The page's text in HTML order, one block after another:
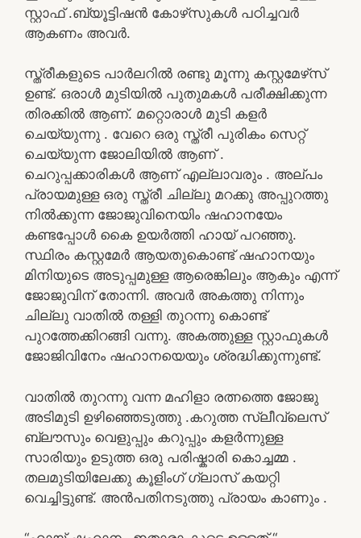
സ്റ്റാഫ് .ബ്യൂട്ടിഷൻ കോഴ്‌സുകൾ പഠിച്ചവർ
ആകണം അവർ.
സ്ത്രീകളുടെ പാർലറിൽ രണ്ടു മൂന്നു കസ്റ്റമേഴ്‌സ്
ഉണ്ട്. ഒരാൾ മുടിയിൽ പുതുമകൾ പരീക്ഷിക്കുന്ന
തിരക്കിൽ ആണ്. മറ്റൊരാൾ മുടി കളർ
ചെയ്യുന്നു . വേറെ ഒരു സ്ത്രീ പുരികം സെറ്റ്
ചെയ്യുന്ന ജോലിയിൽ ആണ് .
ചെറുപ്പക്കാരികൾ ആണ് എല്ലാവരും . അല്പം
പ്രായമുള്ള ഒരു സ്ത്രീ ചില്ലു മറക്കു അപ്പുറത്തു
നിൽക്കുന്ന ജോജുവിനെയിം ഷഹാനയേം
കണ്ടപ്പോൾ കൈ ഉയർത്തി ഹായ് പറഞ്ഞു.
സ്ഥിരം കസ്റ്റമേർ ആയതുകൊണ്ട് ഷഹാനയും
മിനിയുടെ അടുപ്പമുള്ള ആരെങ്കിലും ആകും എന്ന്
ജോജുവിന്‌ തോന്നി. അവർ അകത്തു നിന്നും
ചില്ലു വാതിൽ തള്ളി തുറന്നു കൊണ്ട്
പുറത്തേക്കിറങ്ങി വന്നു. അകത്തുള്ള സ്റ്റാഫുകൾ
ജോജിവിനേം ഷഹാനയെയും ശ്രദ്ധിക്കുന്നുണ്ട്.
വാതിൽ തുറന്നു വന്ന മഹിളാ രത്നത്തെ ജോജു
അടിമുടി ഉഴിഞ്ഞെടുത്തു .കറുത്ത സ്ലീവ്‌ലെസ്
ബ്ലൗസും വെളുപ്പും കറുപ്പും കളർന്നുള്ള
സാരിയും ഉടുത്ത ഒരു പരിഷ്കാരി കൊച്ചമ്മ .
തലമുടിയിലേക്കു കൂളിംഗ് ഗ്ലാസ് കയറ്റി
വെച്ചിട്ടുണ്ട്. അൻപതിനടുത്തു പ്രായം കാണും .